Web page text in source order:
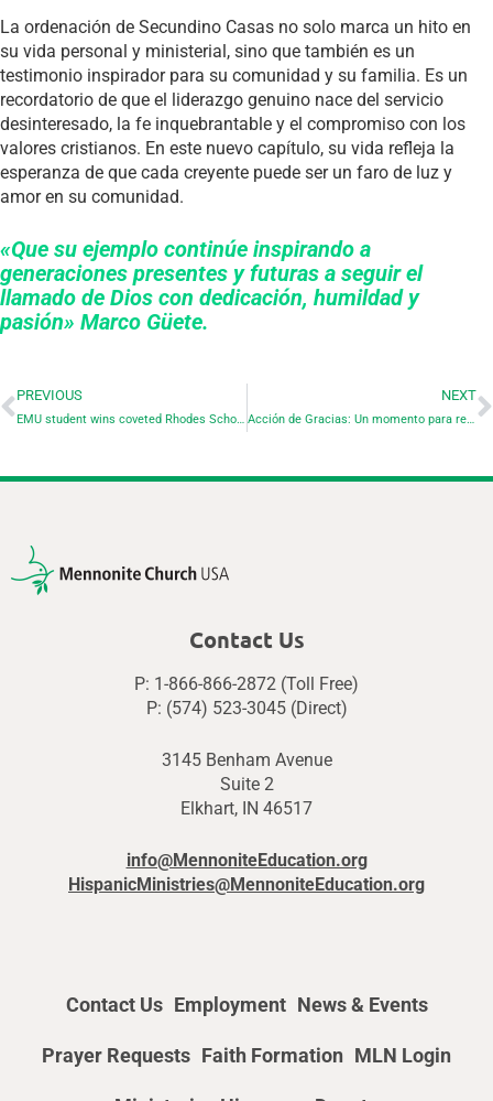
La ordenación de Secundino Casas no solo marca un hito en
su vida personal y ministerial, sino que también es un
testimonio inspirador para su comunidad y su familia. Es un
recordatorio de que el liderazgo genuino nace del servicio
desinteresado, la fe inquebrantable y el compromiso con los
valores cristianos. En este nuevo capítulo, su vida refleja la
esperanza de que cada creyente puede ser un faro de luz y
amor en su comunidad.
«Que su ejemplo continúe inspirando a
generaciones presentes y futuras a seguir el
llamado de Dios con dedicación, humildad y
pasión» Marco Güete.
PREVIOUS
EMU student wins coveted Rhodes Scholarship
NEXT
Acción de Gracias: Un momento para reflexionar sobre el futuro
Contact Us
P: 1-866-866-2872 (Toll Free)
P: (574) 523-3045 (Direct)
3145 Benham Avenue
Suite 2
Elkhart, IN 46517
info@MennoniteEducation.org
HispanicMinistries@MennoniteEducation.org
Contact Us Employment News & Events
Prayer Requests Faith Formation MLN Login